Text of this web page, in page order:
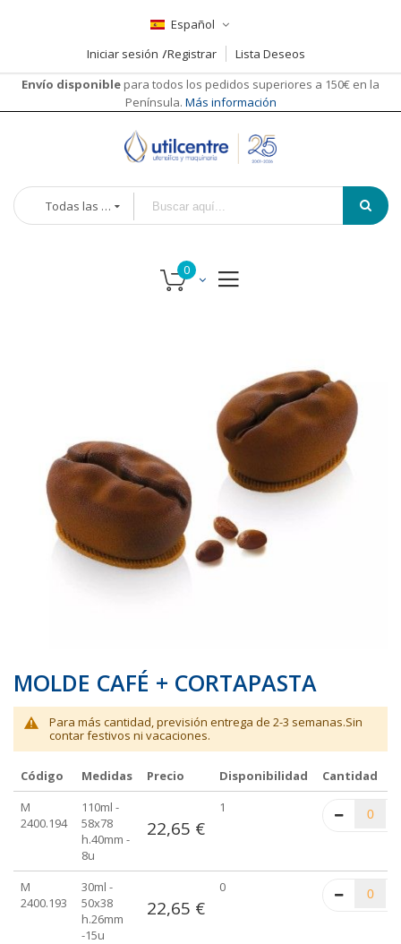
Español
Iniciar sesión
Registrar
Lista Deseos
Envío disponible para todos los pedidos superiores a 150€ en la
Península. Más información
Todas las categorías
MOLDE CAFÉ + CORTAPASTA
Para más cantidad, previsión entrega de 2-3 semanas.Sin
contar festivos ni vacaciones.
Elementos
de
Código Medidas Precio Disponibilidad
Cantidad
M
2400.194
110ml -
58x78
h.40mm -
8u
22,65 €
1
M
2400.193
30ml -
50x38
h.26mm
-15u
22,65 €
0